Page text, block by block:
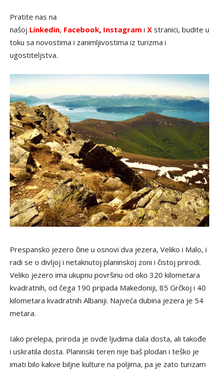
Pratite nas na
našoj Linkedin, Facebook, Instagram i X stranici, budite u
toku sa novostima i zanimljivostima iz turizma i
ugostiteljstva.
Prespansko jezero čine u osnovi dva jezera, Veliko i Malo, i
radi se o divljoj i netaknutoj planinskoj zoni i čistoj prirodi.
Veliko jezero ima ukupnu površinu od oko 320 kilometara
kvadratnih, od čega 190 pripada Makedoniji, 85 Grčkoj i 40
kilometara kvadratnih Albaniji. Najveća dubina jezera je 54
metara.
Iako prelepa, priroda je ovde ljudima dala dosta, ali takođe
i uskratila dosta. Planinski teren nije baš plodan i teško je
imati bilo kakve biljne kulture na poljima, pa je zato turizam